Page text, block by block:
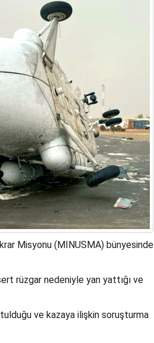
Misyonu (MINUSMA) bünyesinde
rüzgar nedeniyle yan yattığı ve
ve kazaya ilişkin soruşturma